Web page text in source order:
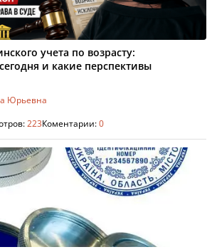
учета по возрасту:
и какие перспективы
Юрьевна
223Коментарии:0